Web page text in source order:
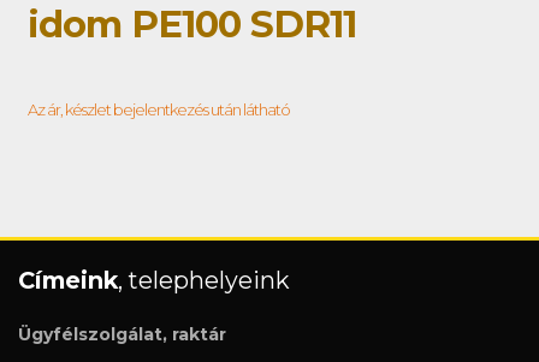
idom PE100 SDR11
Az ár, készlet bejelentkezés után látható
Címeink, telephelyeink
Ügyfélszolgálat, raktár